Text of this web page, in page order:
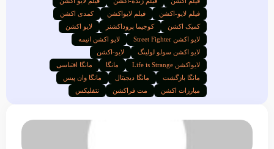
فیلم لایو-اکشن
فیلم لایواکشن
کمدی اکشن
کمیک اکشن
کوجیما پروداکشنز
لایو اکشن
لایو اکشن Street Fighter
لایو اکشن انیمه
لایو اکشن سولو لولینگ
لایو-اکشن
لایواکشن Life is Strange
مانگا
مانگا اقتباسی
مانگا بازگشت
مانگا دیجیتال
مانگا وان پیس
مبارزات اکشن
مت فراکشن نتفلیکس